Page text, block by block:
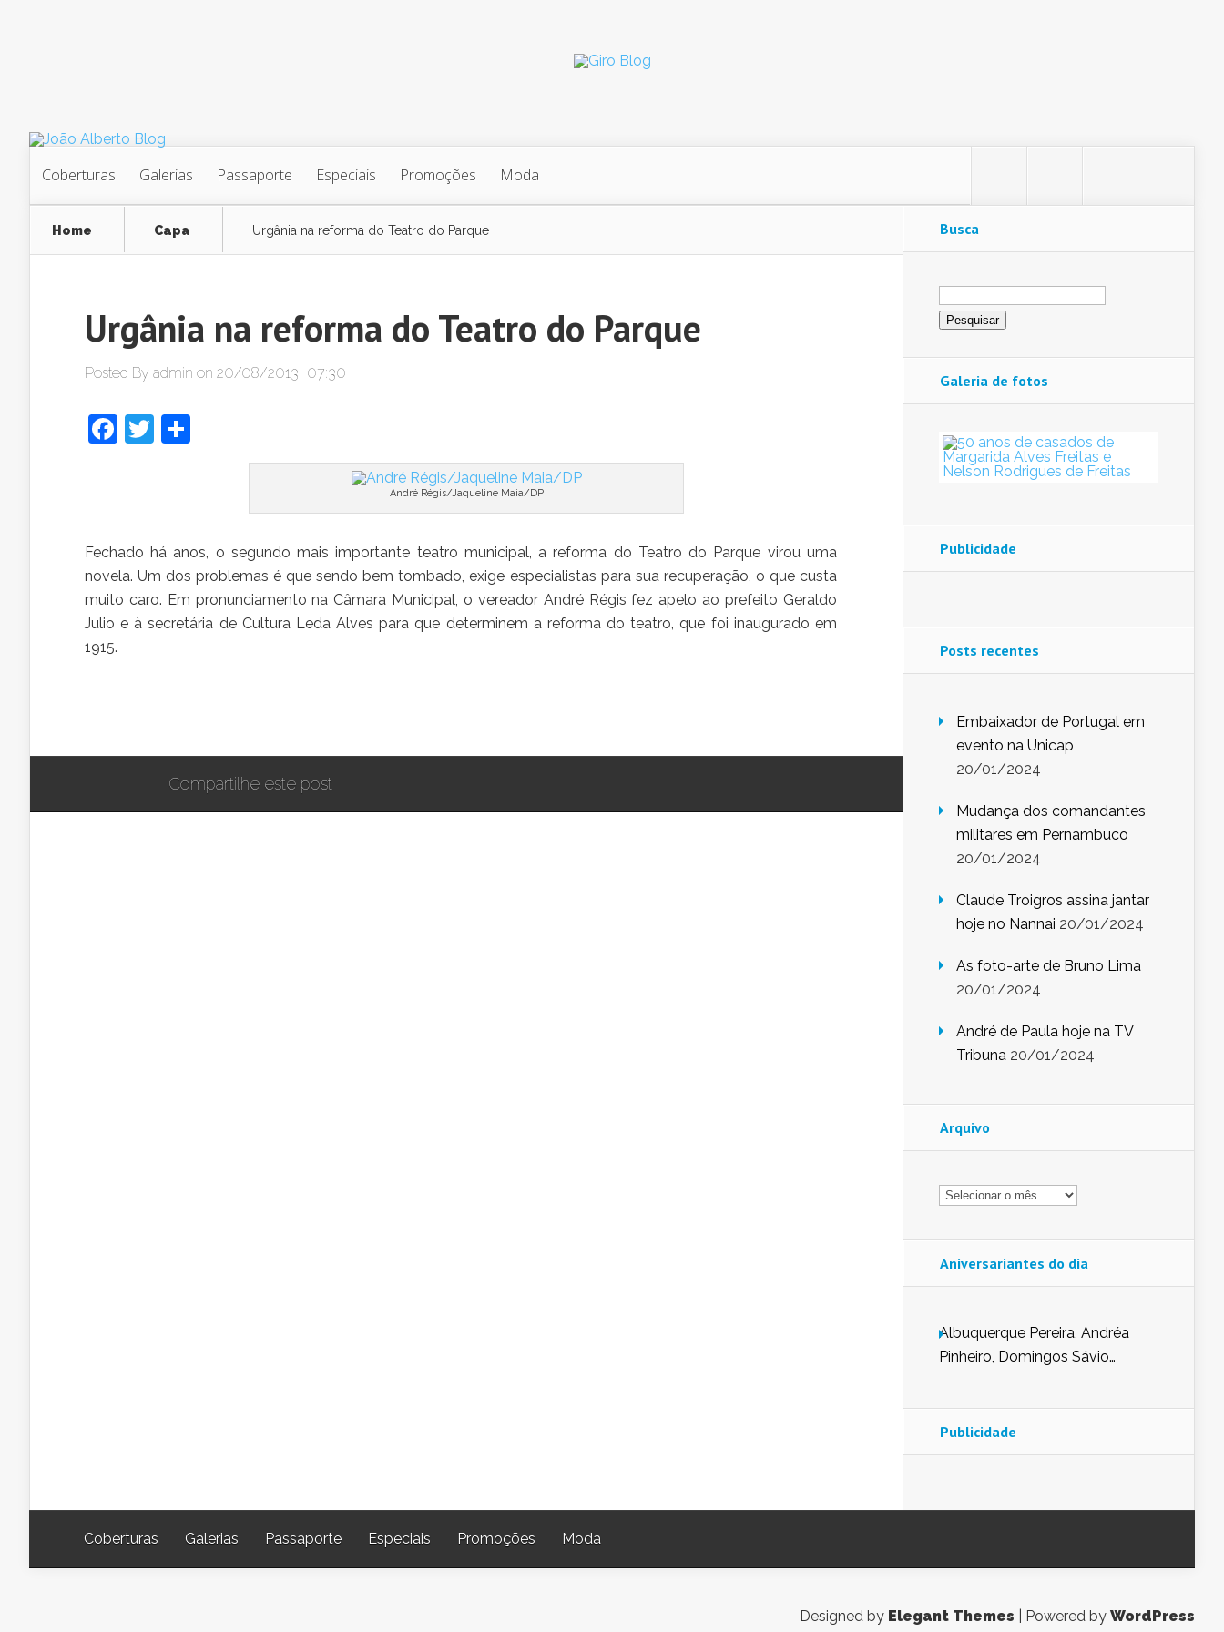
Coberturas Galerias Passaporte Especiais Promoções Moda
Home Capa Urgânia na reforma do Teatro do Parque
Urgânia na reforma do Teatro do Parque
Posted By admin on 20/08/2013, 07:30
Facebook
Twitter
André Régis/Jaqueline Maia/DP
Fechado há anos, o segundo mais importante teatro municipal, a reforma do Teatro do Parque virou uma
novela. Um dos problemas é que sendo bem tombado, exige especialistas para sua recuperação, o que custa
muito caro. Em pronunciamento na Câmara Municipal, o vereador André Régis fez apelo ao prefeito Geraldo
Julio e à secretária de Cultura Leda Alves para que determinem a reforma do teatro, que foi inaugurado em
1915.
Compartilhe este post
Busca
Pesquisar
por:
Galeria de fotos
Publicidade
Posts recentes
Embaixador de Portugal em
evento na Unicap
20/01/2024
Mudança dos comandantes
militares em Pernambuco
20/01/2024
Claude Troigros assina jantar
hoje no Nannai 20/01/2024
As foto-arte de Bruno Lima
20/01/2024
André de Paula hoje na TV
Tribuna 20/01/2024
Arquivo
Arquivo
Aniversariantes do dia
Albuquerque Pereira, Andréa
Pinheiro, Domingos Sávio
Nunes de Sena, Fátima Peixoto,
Glória Pereira, Kátia Mesel,
Publicidade
Coberturas Galerias Passaporte Especiais Promoções Moda
Designed by Elegant Themes | Powered by WordPress